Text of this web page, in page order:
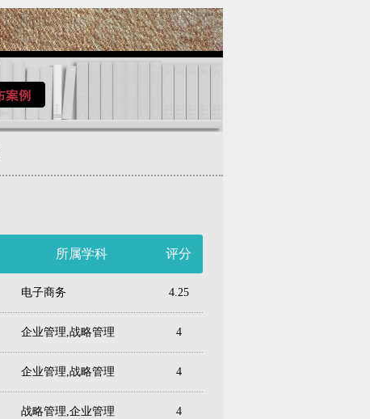
所属学科 评分
电子商务 4.25
企业管理,战略管理 4
企业管理,战略管理 4
战略管理,企业管理 4